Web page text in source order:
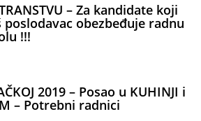
– Za kandidate koji
poslodavac obezbeđuje radnu
!!!
2019 – Posao u KUHINJI i
– Potrebni radnici